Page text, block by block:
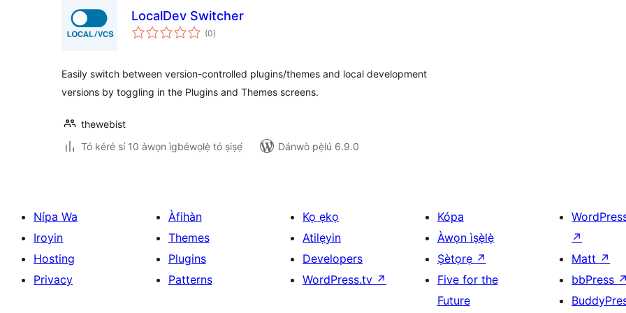
LocalDev Switcher
(0àpapọ̀
àwọn
)
Easily switch between version-controlled plugins/themes and local development
versions by toggling in the Plugins and Themes screens.
thewebist
Tó kéré sí 10 àwọn ìgbéwọlẹ̀ tó ṣiṣẹ́
Dánwò pẹ̀lú 6.9.0
Nípa Wa
Iroyin
Hosting
Privacy
Àfihàn
Themes
Plugins
Patterns
Kọ ẹkọ
Atilẹyin
Developers
WordPress.tv ↗
Kópa
Àwọn ìṣẹ̀lẹ̀
Ṣètọrẹ ↗
Five for the
Future
↗
Matt ↗
bbPress ↗